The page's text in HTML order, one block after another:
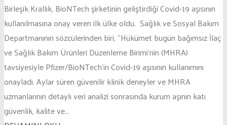
Birleşik Krallık, BioNTech şirketinin geliştirdiği Covid-19 aşısının
kullanılmasına onay veren ilk ülke oldu. Sağlık ve Sosyal Bakım
Departmanının sözcülerinden biri, “Hükümet bugün bağımsız İlaç
ve Sağlık Bakım Ürünleri Düzenleme Birimi’nin (MHRA)
tavsiyesiyle Pfizer/BioNTech’in Covid-19 aşısının kullanımını
onayladı. Aylar süren güvenilir klinik deneyler ve MHRA
uzmanlarının detaylı veri analizi sonrasında kurum aşının katı
güvenlik, kalite ve...